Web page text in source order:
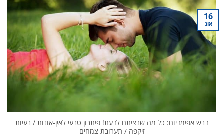
דבש אפימדיום: כל מה שרציתם לדעת! פיתרון טבעי לאין-אונות / בעיות
זיקפה / תערובת צמחים
16
אוג